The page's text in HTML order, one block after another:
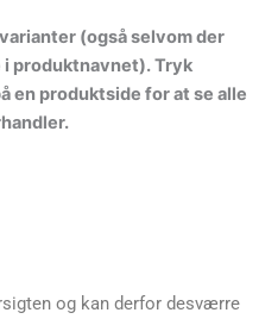
(også selvom der
produktnavnet). Tryk
en produktside for at se alle
og kan derfor desværre